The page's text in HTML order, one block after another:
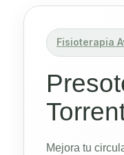
Fisioterapia
Mejora tu